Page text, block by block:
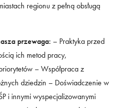
regionu z pełną obsługą
przewaga: – Praktyka przed
ich metod pracy,
– Współpraca z
dziedzin – Doświadczenie w
i innymi wyspecjalizowanymi